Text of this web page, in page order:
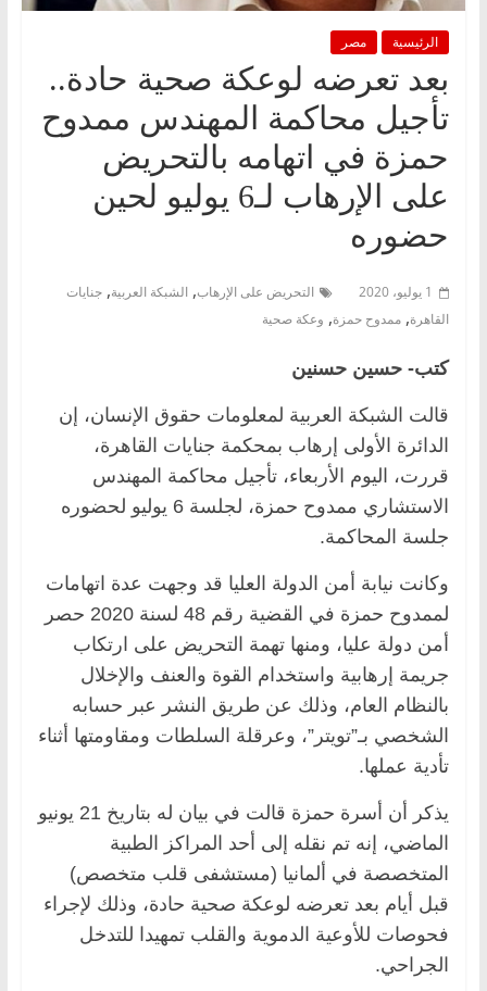
الرئيسية مصر
بعد تعرضه لوعكة صحية حادة..
تأجيل محاكمة المهندس ممدوح
حمزة في اتهامه بالتحريض
على الإرهاب لـ6 يوليو لحين
حضوره
1 يوليو، 2020 التحريض على الإرهاب, الشبكة العربية, جنايات
القاهرة, ممدوح حمزة, وعكة صحية
كتب- حسين حسنين
قالت الشبكة العربية لمعلومات حقوق الإنسان، إن
الدائرة الأولى إرهاب بمحكمة جنايات القاهرة،
قررت، اليوم الأربعاء، تأجيل محاكمة المهندس
الاستشاري ممدوح حمزة، لجلسة 6 يوليو لحضوره
جلسة المحاكمة.
وكانت نيابة أمن الدولة العليا قد وجهت عدة اتهامات
لممدوح حمزة في القضية رقم 48 لسنة 2020 حصر
أمن دولة عليا، ومنها تهمة التحريض على ارتكاب
جريمة إرهابية واستخدام القوة والعنف والإخلال
بالنظام العام، وذلك عن طريق النشر عبر حسابه
الشخصي بـ”تويتر”، وعرقلة السلطات ومقاومتها أثناء
تأدية عملها.
يذكر أن أسرة حمزة قالت في بيان له بتاريخ 21 يونيو
الماضي، إنه تم نقله إلى أحد المراكز الطبية
المتخصصة في ألمانيا (مستشفى قلب متخصص)
قبل أيام بعد تعرضه لوعكة صحية حادة، وذلك لإجراء
فحوصات للأوعية الدموية والقلب تمهيدا للتدخل
الجراحي.